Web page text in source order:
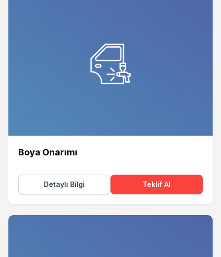
Boya Onarımı
Detaylı Bilgi Teklif Al